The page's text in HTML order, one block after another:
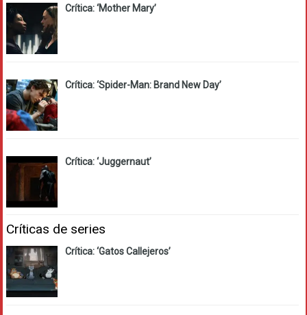
Crítica: ‘Mother Mary’
Crítica: ‘Spider-Man: Brand New Day’
Crítica: ‘Juggernaut’
Críticas de series
Crítica: ‘Gatos Callejeros’